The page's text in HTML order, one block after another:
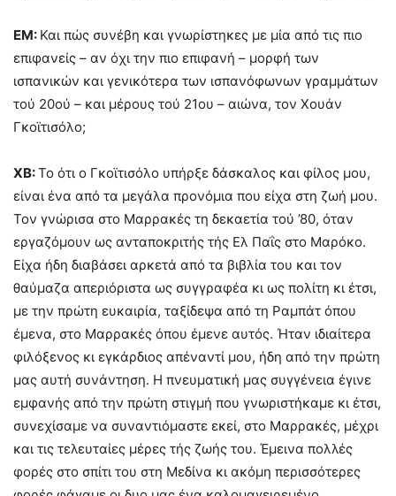
ΕΜ: Και πώς συνέβη και γνωρίστηκες με μία από τις πιο
επιφανείς – αν όχι την πιο επιφανή – μορφή των
ισπανικών και γενικότερα των ισπανόφωνων γραμμάτων
τού 20ού – και μέρους τού 21ου – αιώνα, τον Χουάν
Γκοϊτισόλο;
ΧΒ:Το ότι ο Γκοϊτισόλο υπήρξε δάσκαλος και φίλος μου,
είναι ένα από τα μεγάλα προνόμια που είχα στη ζωή μου.
Τον γνώρισα στο Μαρρακές τη δεκαετία τού ’80, όταν
εργαζόμουν ως ανταποκριτής τής Ελ Παΐς στο Μαρόκο.
Είχα ήδη διαβάσει αρκετά από τα βιβλία του και τον
θαύμαζα απεριόριστα ως συγγραφέα κι ως πολίτη κι έτσι,
με την πρώτη ευκαιρία, ταξίδεψα από τη Ραμπάτ όπου
έμενα, στο Μαρρακές όπου έμενε αυτός. Ήταν ιδιαίτερα
φιλόξενος κι εγκάρδιος απέναντί μου, ήδη από την πρώτη
μας αυτή συνάντηση. Η πνευματική μας συγγένεια έγινε
εμφανής από την πρώτη στιγμή που γνωριστήκαμε κι έτσι,
συνεχίσαμε να συναντιόμαστε εκεί, στο Μαρρακές, μέχρι
και τις τελευταίες μέρες τής ζωής του. Έμεινα πολλές
φορές στο σπίτι του στη Μεδίνα κι ακόμη περισσότερες